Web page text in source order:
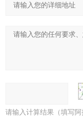
请输入计算结果（填写